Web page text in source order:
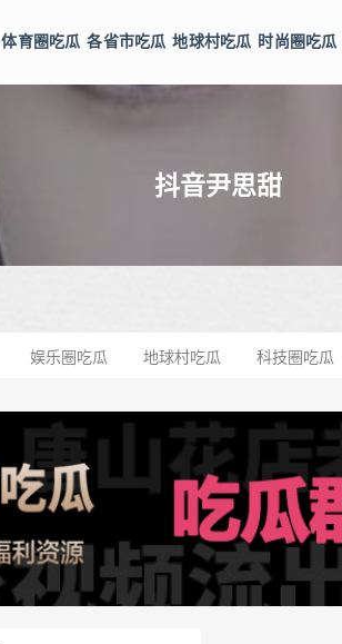
体育圈吃瓜 各省市吃瓜 地球村吃瓜 时尚圈吃瓜
抖音尹思甜
娱乐圈吃瓜 地球村吃瓜 科技圈吃瓜